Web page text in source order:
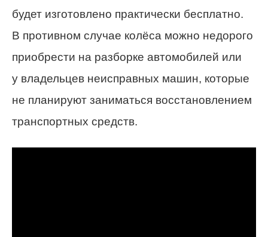
будет изготовлено практически бесплатно.
В противном случае колёса можно недорого
приобрести на разборке автомобилей или
у владельцев неисправных машин, которые
не планируют заниматься восстановлением
транспортных средств.